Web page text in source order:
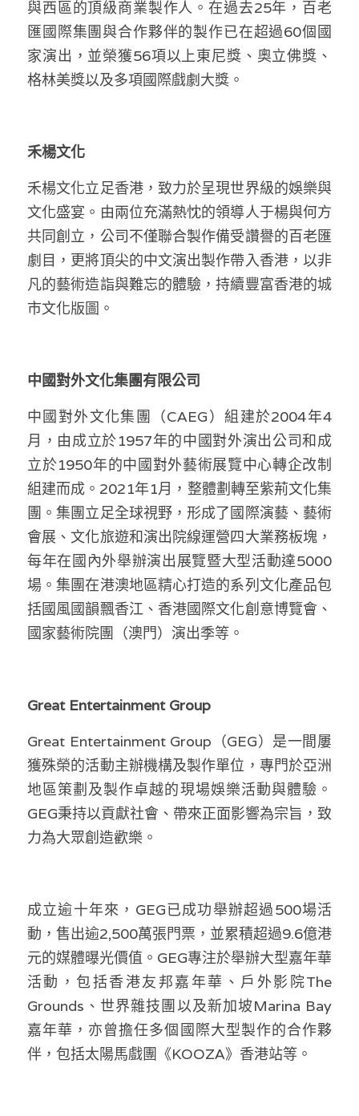
與西區的頂級商業製作人。在過去25年，百老
匯國際集團與合作夥伴的製作已在超過60個國
家演出，並榮獲56項以上東尼獎、奧立佛獎、
格林美獎以及多項國際戲劇大獎。
禾楊文化
禾楊文化立足香港，致力於呈現世界級的娛樂與
文化盛宴。由兩位充滿熱忱的領導人于楊與何方
共同創立，公司不僅聯合製作備受讚譽的百老匯
劇目，更將頂尖的中文演出製作帶入香港，以非
凡的藝術造詣與難忘的體驗，持續豐富香港的城
市文化版圖。
中國對外文化集團有限公司
中國對外文化集團（CAEG）組建於2004年4
月，由成立於1957年的中國對外演出公司和成
立於1950年的中國對外藝術展覽中心轉企改制
組建而成。2021年1月，整體劃轉至紫荊文化集
團。集團立足全球視野，形成了國際演藝、藝術
會展、文化旅遊和演出院線運營四大業務板塊，
每年在國內外舉辦演出展覽暨大型活動達5000
場。集團在港澳地區精心打造的系列文化產品包
括國風國韻飄香江、香港國際文化創意博覽會、
國家藝術院團（澳門）演出季等。
Great Entertainment Group
Great Entertainment Group（GEG）是一間屢
獲殊榮的活動主辦機構及製作單位，專門於亞洲
地區策劃及製作卓越的現場娛樂活動與體驗。
GEG秉持以貢獻社會、帶來正面影響為宗旨，致
力為大眾創造歡樂。
成立逾十年來，GEG已成功舉辦超過500場活
動，售出逾2,500萬張門票，並累積超過9.6億港
元的媒體曝光價值。GEG專注於舉辦大型嘉年華
活動，包括香港友邦嘉年華、戶外影院The
Grounds、世界雜技團以及新加坡Marina Bay
嘉年華，亦曾擔任多個國際大型製作的合作夥
伴，包括太陽馬戲團《KOOZA》香港站等。